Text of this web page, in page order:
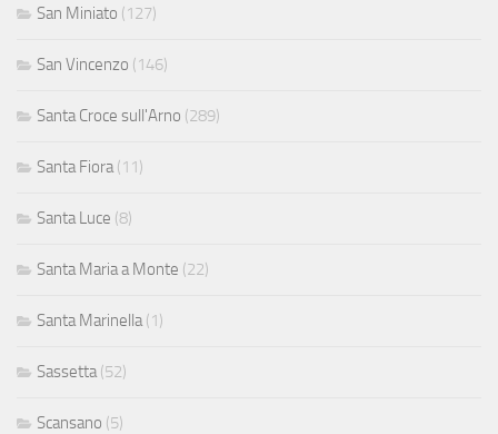
San Miniato (127)
San Vincenzo (146)
Santa Croce sull'Arno (289)
Santa Fiora (11)
Santa Luce (8)
Santa Maria a Monte (22)
Santa Marinella (1)
Sassetta (52)
Scansano (5)